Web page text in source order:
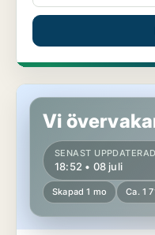
Kontor i Västerort
Vi
SENAST UPPDATERAD
18:52 • 08 juli
Skapad 1 mo Ca. 1